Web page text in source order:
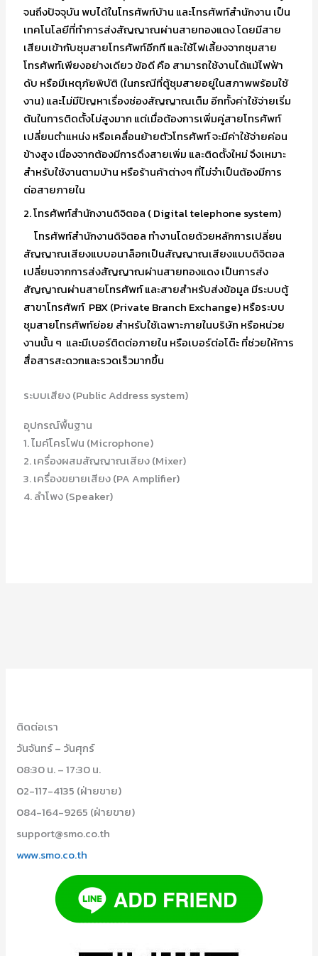
ติดต่อเรา
วันจันทร์ – วันศุกร์
08:30 น. – 17:30 น.
02-117-4135 (ฝ่ายขาย)
084-164-9265 (ฝ่ายขาย)
support@smo.co.th
www.smo.co.th
จนถึงปัจจุบัน พบได้ในโทรศัพท์บ้าน และโทรศัพท์สำนักงาน เป็น
เทคโนโลยีที่ทำการส่งสัญญาณผ่านสายทองแดง โดยมีสาย
เสียบเข้ากับชุมสายโทรศัพท์อีกที และใช้ไฟเลี้ยงจากชุมสาย
โทรศัพท์เพียงอย่างเดียว ข้อดี คือ สามารถใช้งานได้แม้ไฟฟ้า
ดับ หรือมีเหตุภัยพิบัติ (ในกรณีที่ตู้ชุมสายอยู่ในสภาพพร้อมใช้
งาน) และไม่มีปัญหาเรื่องช่องสัญญาณเต็ม อีกทั้งค่าใช้จ่ายเริ่ม
ต้นในการติดตั้งไม่สูงมาก แต่เมื่อต้องการเพิ่มคู่สายโทรศัพท์
เปลี่ยนตำแหน่ง หรือเคลื่อนย้ายตัวโทรศัพท์ จะมีค่าใช้จ่ายค่อน
ข้างสูง เนื่องจากต้องมีการดึงสายเพิ่ม และติดตั้งใหม่ จึงเหมาะ
สำหรับใช้งานตามบ้าน หรือร้านค้าต่างๆ ที่ไม่จำเป็นต้องมีการ
ต่อสายภายใน
2. โทรศัพท์สำนักงานดิจิตอล ( Digital telephone system)
โทรศัพท์สำนักงานดิจิตอล ทำงานโดยด้วยหลักการเปลี่ยน
สัญญาณเสียงแบบอนาล็อกเป็นสัญญาณเสียงแบบดิจิตอล
เปลี่ยนจากการส่งสัญญาณผ่านสายทองแดง เป็นการส่ง
สัญญาณผ่านสายโทรศัพท์ และสายสำหรับส่งข้อมูล มีระบบตู้
สาขาโทรศัพท์ PBX (Private Branch Exchange) หรือระบบ
ชุมสายโทรศัพท์ย่อย สำหรับใช้เฉพาะภายในบริษัท หรือหน่วย
งานนั้น ๆ และมีเบอร์ติดต่อภายใน หรือเบอร์ต่อโต๊ะ ที่ช่วยให้การ
สื่อสารสะดวกและรวดเร็วมากขึ้น
ระบบเสียง (Public Address system)
อุปกรณ์พื้นฐาน
1. ไมค์โครโฟน (Microphone)
2. เครื่องผสมสัญญาณเสียง (Mixer)
3. เครื่องขยายเสียง (PA Amplifier)
4. ลำโพง (Speaker)